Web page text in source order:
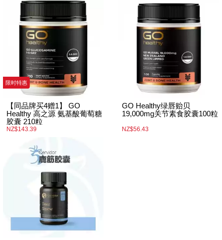
限时特惠
【同品牌买4赠1】 GO
Healthy 高之源 氨基酸葡萄糖
胶囊 210粒
NZ$143.39
GO Healthy绿唇贻贝
19,000mg关节素食胶囊100粒
NZ$56.43